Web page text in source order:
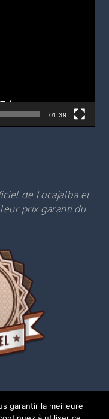
01:39
de Locajalba et
prix garanti du
garantir la meilleure